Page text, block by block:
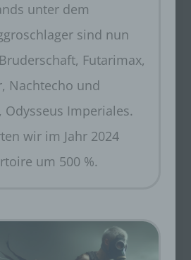
unter dem
sind nun
Futarimax,
Nachtecho und
Odysseus Imperiales.
wir im Jahr 2024
um 500 %.